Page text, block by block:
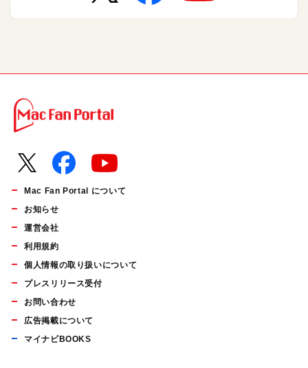
Mac Fan Portal について
お知らせ
運営会社
利用規約
個人情報の取り扱いについて
プレスリリース受付
お問い合わせ
広告掲載について
マイナビBOOKS